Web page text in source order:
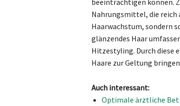
Nahrungsmittel, die reich
Haarwachstum, sondern
glänzendes Haar
Hitzestyling. Durch diese
Haare zur Geltung
Auch interessant:
Optimale ärztliche